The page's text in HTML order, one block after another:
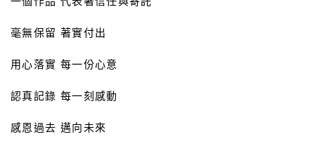
毫無保留 著實付出
用心落實 每一份心意
認真記錄 每一刻感動
感恩過去 邁向未來